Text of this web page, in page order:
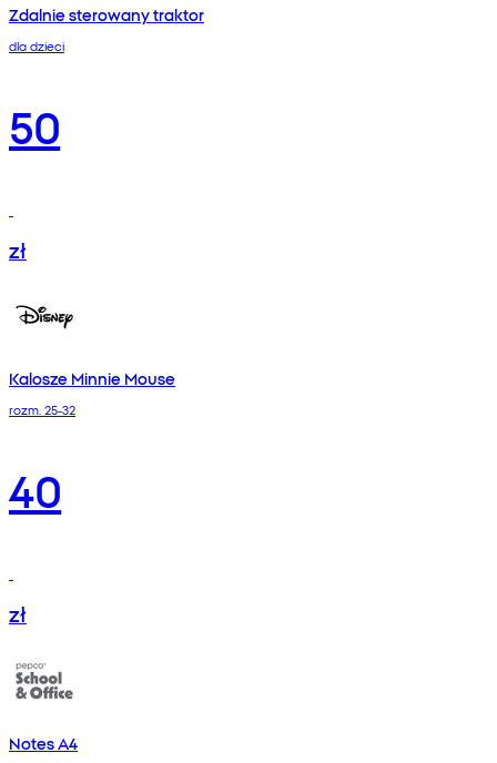
Zdalnie sterowany traktor
dla dzieci
50
zł
Kalosze Minnie Mouse
rozm. 25-32
40
zł
Notes A4